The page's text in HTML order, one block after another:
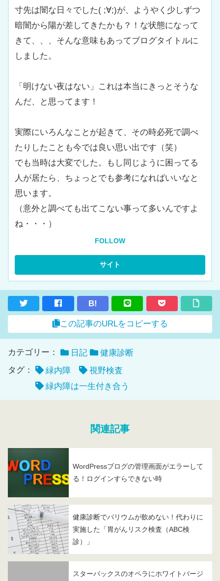
寸先は闇な日々でした( ;∀;)が、ようやく少しずつ
暗闇から陽が差してきたかも？！な状態になって
きて、、、そんな意味もあってブログタイトルに
しました。
「明けない夜はない」これは本当にきっとそうな
んだ、と思ってます！
実際にいろんなことが起きて、その時必死で調べ
たりしたことも今では良い思い出です（笑）
でも当時は大変でした。もし同じように困ってる
人が居たら、ちょっとでも参考になればいいなと
思います。
（意外と調べても出てこない事って多いんですよ
ね・・・）
FOLLOW
B!
この記事のURLをコピーする
カテゴリー： 日記
健康診断
タグ：
緑内障
視野検査
緑内障は一生付き合う
関連記事
WordPressブログの管理画面がエラーして
る！ログインすらできない時
健康診断でバリウムが飲めない！代わりに
実施した「胃がんリスク検査（ABC検
診）」
スターバックスのオペラにホワイトバージ